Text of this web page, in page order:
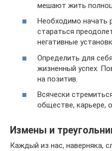
мешают жить
Необходимо начать
стараться
негативные
Определить для
жизненный успех.
на позитив.
Всячески
обществе, карьере,
Измены и
Каждый из нас, наверняка,